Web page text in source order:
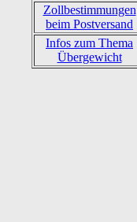
Zollbestimmungen
beim Postversand
Infos zum Thema
Übergewicht